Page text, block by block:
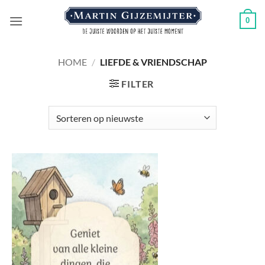
naar
0
HOME / LIEFDE & VRIENDSCHAP
FILTER